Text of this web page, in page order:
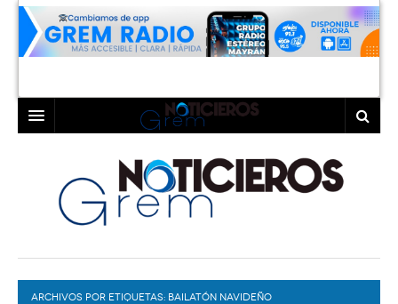
LAGUNA
TORREÓN
GÓMEZ PALACIO
LERDO
COAHUILA
DURANGO
DEPORTES
ARCHIVOS POR ETIQUETAS: BAILATÓN NAVIDEÑO